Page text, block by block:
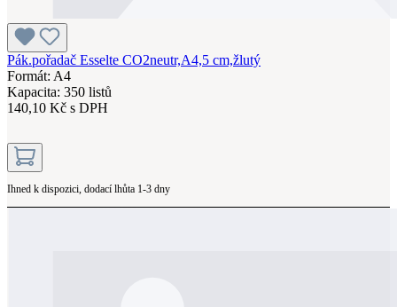
Pák.pořadač Esselte CO2neutr,A4,5 cm,žlutý
Formát: A4
Kapacita: 350 listů
140,10 Kč s DPH
Ihned k dispozici, dodací lhůta 1-3 dny